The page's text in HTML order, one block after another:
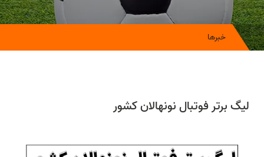
خبرها
لیگ برتر فوتبال نونهالان کشور